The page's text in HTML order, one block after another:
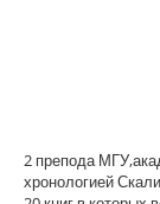
2 препода
хронологией